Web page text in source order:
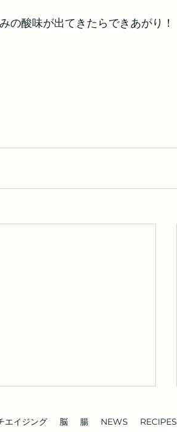
の酸味が出てきたらできあがり！
エイジング 脳 腸 NEWS RECIPES